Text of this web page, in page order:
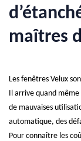
maîtres
Les fenêtres Velux
Il arrive quand
de mauvaises
automatique, des
Pour connaître les